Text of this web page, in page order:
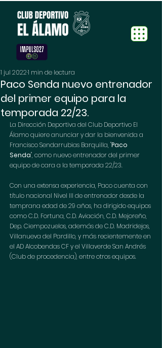
Paco Senda nuevo entrenador
del primer equipo para la
temporada 22/23.
1 jul 20221 min de lectura
La Dirección Deportiva del Club Deportivo El
Álamo quiere anunciar y dar la bienvenida a
Francisco Sendarrubias Barquilla, "Paco
Senda", como nuevo entrenador del primer
equipo de cara a la temporada 22/23.
Con una extensa experiencia, Paco cuenta con
título nacional Nivel III de entrenador desde la
temprana edad de 29 años, ha dirigido equipos
como C.D. Fortuna, C.D. Aviación, C.D. Mejoreño,
Dep. Ciempozuelos, además de C.D. Madridejos,
Villanueva del Pardillo, y más recientemente en
el AD Alcobendas CF y el Villaverde San Andrés
(Club de procedencia), entre otros equipos.